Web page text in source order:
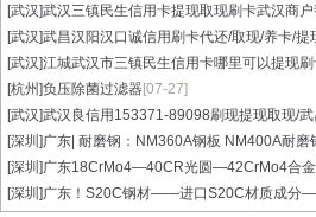
[武汉]武汉三镇民生信用卡提现取现刷卡武汉商户
[武汉]武昌汉阳汉口诚信用刷卡代还/取现/养卡/提
[武汉]江城武汉市三镇民生信用卡哪里可以提现刷
[杭州]负压除菌过滤器[07-27]
[武汉]武汉良信用153371-89098刷现提现取现/武
[深圳]广东| 耐磨钢：NM360A钢板 NM400A耐磨
[深圳]广东18CrMo4—40CR光圆—42CrMo4合金
[深圳]广东！S20C钢材——进口S20C材质成分